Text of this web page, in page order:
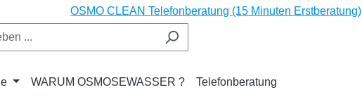
OSMO CLEAN Telefonberatung (15 Minuten Erstberatung)
WARUM OSMOSEWASSER ? Telefonberatung